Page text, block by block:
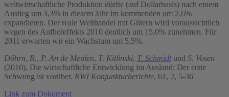
weltwirtschaftliche Produktion dürfte (auf Dollarbasis) nach einem
Anstieg um 3,3% in diesem Jahr im kommenden um 2,6%
expandieren. Der reale Welthandel mit Gütern wird voraussichtlich
wegen des Aufholeffekts 2010 deutlich um 15,0% zunehmen. Für
2011 erwarten wir ein Wachstum um 5,5%.
Döhrn, R., P. An de Meulen, T. Kitlinski, T. Schmidtund S. Vosen
(2010), Die wirtschaftliche Entwicklung im Ausland: Der erste
Schwung ist vorüber. RWI Konjunkturberichte, 61, 2, 5-36
Link zum Dokument